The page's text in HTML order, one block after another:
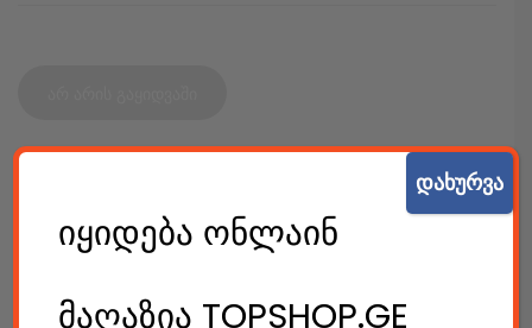
კატეგორიები:დინამიკები,კომპიუტერები & აქსესუარები
სხვა დინამიკები ,ტექ. აქსესუარები
SHARE:
იყიდება ონლაინ
მაღაზია TOPSHOP.GE
დახურვა